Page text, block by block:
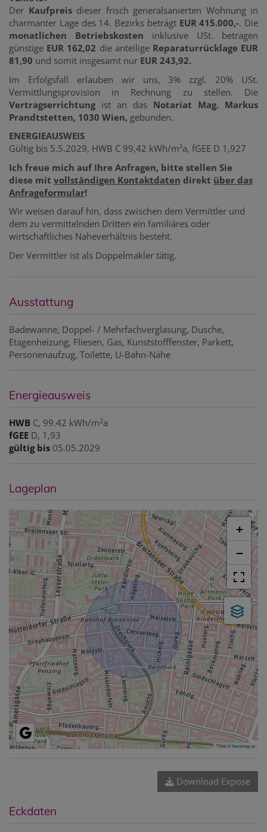
Der Kaufpreis dieser frisch generalsanierten Wohnung in
charmanter Lage des 14. Bezirks beträgt EUR 415.000,-. Die
monatlichen Betriebskosten inklusive USt. betragen
günstige EUR 162,02 die anteilige Reparaturrücklage EUR
81,90 und somit insgesamt nur EUR 243,92.
Im Erfolgsfall erlauben wir uns, 3% zzgl. 20% USt.
Vermittlungsprovision in Rechnung zu stellen. Die
Vertragserrichtung ist an das Notariat Mag. Markus
Prandtstetten, 1030 Wien, gebunden.
ENERGIEAUSWEIS
Gültig bis 5.5.2029, HWB C 99,42 kWh/m²a, fGEE D 1,927
Ich freue mich auf Ihre Anfragen, bitte stellen Sie
diese mit vollständigen Kontaktdaten direkt über das
Anfrageformular!
Wir weisen darauf hin, dass zwischen dem Vermittler und
dem zu vermittelnden Dritten ein familiäres oder
wirtschaftliches Naheverhältnis besteht.
Der Vermittler ist als Doppelmakler tätig.
Ausstattung
Badewanne Doppel- / Mehrfachverglasung Dusche
Etagenheizung Fliesen Gas Kunststofffenster Parkett
Personenaufzug Toilette U-Bahn-Nähe
Energieausweis
HWB C, 99.42 kWh/m2a
fGEE D, 1,93
gültig bis 05.05.2029
Lageplan
+
−
Tiles ©basemap.at
Download Expose
Eckdaten